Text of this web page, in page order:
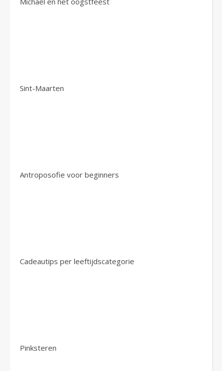
Sint-Maarten
Antroposofie voor beginners
Cadeautips per leeftijdscategorie
Pinksteren